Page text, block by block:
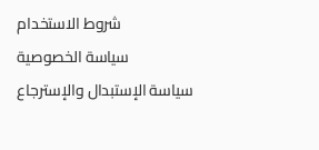
شروط الاستخدام
سياسة الخصوصية
سياسة الإستبدال والإسترجاع